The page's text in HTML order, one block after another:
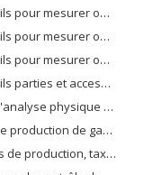
le débit ou le niveau de liquides
ou vérifier la pression
ou du débit et du niveau des liquides et des n ° 9014, 9015, 9028 et 9032)
variables des liquides ou des gaz (à l'exclusion de ceux des nos 9014, 9015, 9028 ou 9032)
porosité, etc., pour mesurer des quantités de chaleur, de son ou de lumière
y compris leurs appareils de calibrage
de vitesse et tachymètres, autres que ceux du n °. 9015, stroboscopes